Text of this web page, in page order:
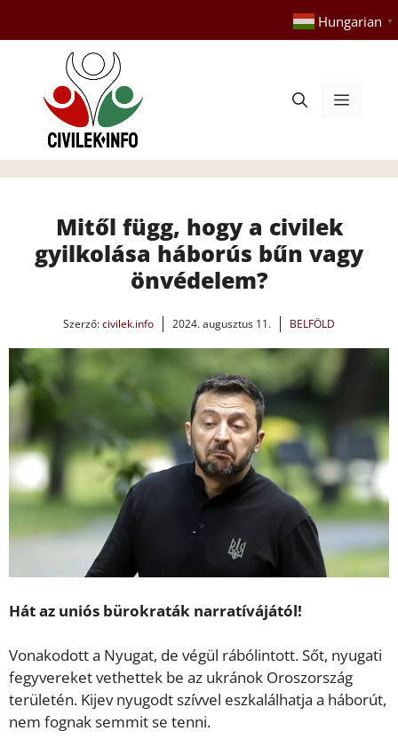
tartalomba
Hungarian ▼
Menü
Mitől függ, hogy a civilek
gyilkolása háborús bűn vagy
önvédelem?
Szerző:civilek.info 2024. augusztus 11. BELFÖLD
Hát az uniós bürokraták narratívájától!
Vonakodott a Nyugat, de végül rábólintott. Sőt, nyugati
fegyvereket vethettek be az ukránok Oroszország
területén. Kijev nyugodt szívvel eszkalálhatja a háborút,
nem fognak semmit se tenni.